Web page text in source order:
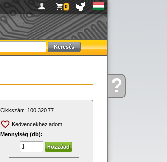
Kérdése?
0
Cikkszám: 100.320.77
Kedvencekhez adom
Mennyiség (db):